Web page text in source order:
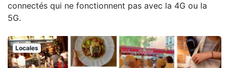
connectés qui ne fonctionnent pas avec la 4G ou la
5G.
Locales